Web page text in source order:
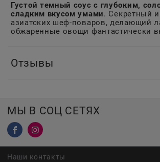
Густой темный соус с глубоким,
сладким вкусом умами. Секретный
азиатских шеф-поваров, делающий
обжаренные овощи фантастически
Отзывы
МЫ В СОЦ СЕТЯХ
Наши контакты